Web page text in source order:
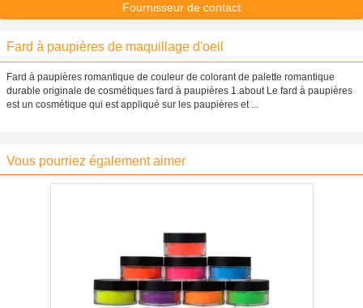
Fournisseur de contact
Fard à paupières de maquillage d'oeil
Fard à paupières romantique de couleur de colorant de palette romantique
durable originale de cosmétiques fard à paupières 1.about Le fard à paupières
est un cosmétique qui est appliqué sur les paupières et ...
Vous pourriez également aimer